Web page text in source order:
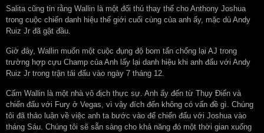
Salita cũng tin rằng Wallin là một đối thủ thay thế cho Anthony Joshua
trong cuộc chiến danh hiệu thế giới cuối cùng của anh ấy, mặc dù Andy
Ruiz Jr đã gật đầu.
Giờ đây, Wallin muốn một cuộc đụng độ bom tấn chống lại AJ trong
trường hợp cựu Champ của Anh lấy lại danh hiệu khi anh đấu với Andy
Ruiz Jr trong trận tái đấu vào ngày 7 tháng 12.
Cấm Wallin là một nhà vô địch thực sự. Anh ấy đến từ Thụy Điển và
chiến đấu với Fury ở Vegas, vì vậy đích đến không có vấn đề gì. Chúng
tôi đã thảo luận về việc anh ta bước vào để chiến đấu với Joshua vào
tháng Sáu. Chúng tôi sẽ sẵn sàng cho khả năng đó một thời gian xuống